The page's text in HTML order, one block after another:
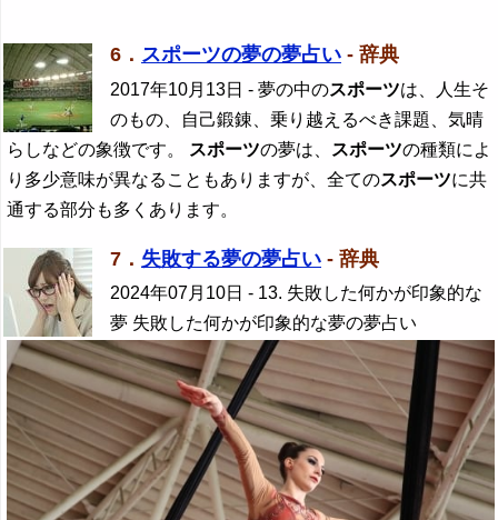
6． スポーツの夢の夢占い - 辞典
2017年10月13日 - 夢の中のスポーツは、人生そ
のもの、自己鍛錬、乗り越えるべき課題、気晴
らしなどの象徴です。
スポーツの夢は、 スポーツの種類によ
り多少意味が異なることもありますが、全てのスポーツに共
通する部分も多くあります。
7． 失敗する夢の夢占い - 辞典
2024年07月10日 - 13. 失敗した何かが印象的な
夢 失敗した何かが印象的な夢の夢占い